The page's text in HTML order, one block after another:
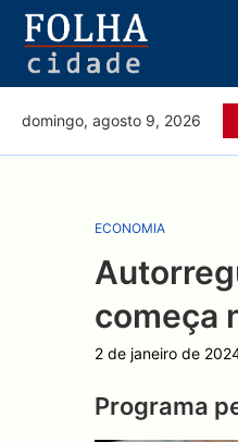
domingo, agosto 9, 2026
ECONOMIA
começa
2 de janeiro de
Programa